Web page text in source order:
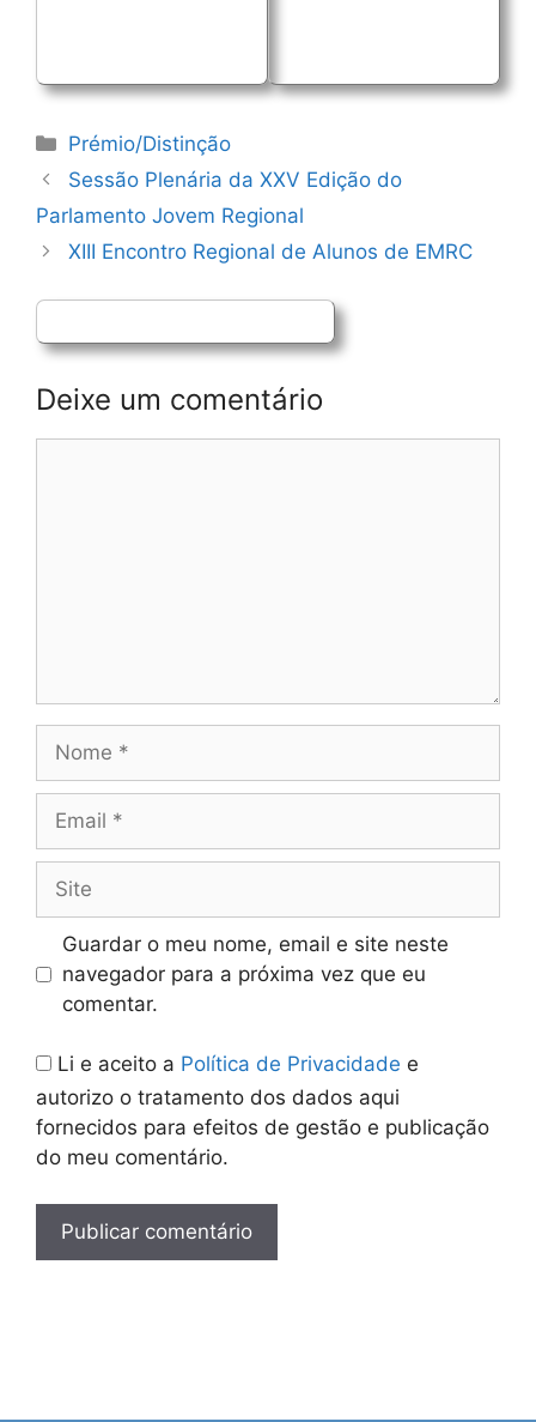
Categorias
Prémio/Distinção
Navegação
de
Sessão Plenária da XXV Edição do
Parlamento Jovem Regional
XIII Encontro Regional de Alunos de EMRC
Deixe um comentário
Guardar o meu nome, email e site neste
navegador para a próxima vez que eu
comentar.
Li e aceito a Política de Privacidade e
autorizo o tratamento dos dados aqui
fornecidos para efeitos de gestão e publicação
do meu comentário.